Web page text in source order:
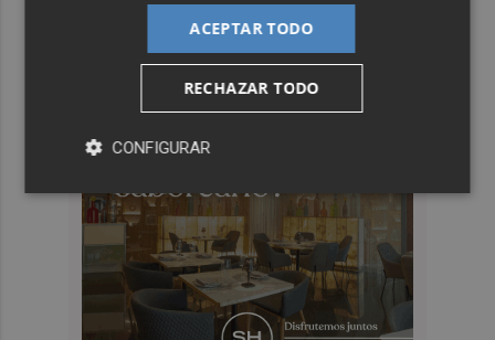
ACEPTAR TODO
RECHAZAR TODO
CONFIGURAR